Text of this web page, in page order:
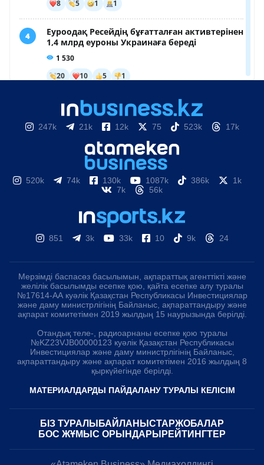
247k 21k 12k 75 523k 17k
520k 74k 130k 1087k 386k
1k
7k
56k
851 3k 33k 10 9k 24
Мерзімді баспасөз басылымын, ақпараттық агенттікті және
желілік басылымды есепке қою, қайта есепке алу туралы
№17614-АА куәлік Қазақстан Республикасы Инвестициялар
және даму министрлігінің Байланыс, ақпараттандыру және
ақпарат комитетімен 2019 жылдың 15 наурызында берілді.
Отандық теле-, радиоарнаны есепке қою туралы
№KZ23VJB00000123 куәлік Қазақстан Республикасы
Инвестициялар және даму министрлігінің Байланыс,
ақпараттандыру және ақпарат комитетімен 2016 жылдың 8
қыркүйегінде берілді.
МАТЕРИАЛДАРДЫ ПАЙДАЛАНУ ТУРАЛЫ КЕЛІСІМ
БІЗ ТУРАЛЫ БАЙЛАНЫСТАРЖОБАЛАР
БОС ЖҰМЫС ОРЫНДАРЫ РЕЙТИНГТЕР